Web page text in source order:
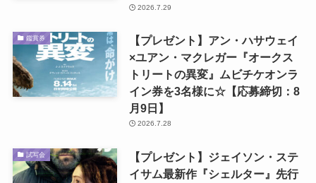
2026.7.29
鑑賞券
【プレゼント】アン・ハサウェイ
×ユアン・マクレガー『オークス
トリートの異変』ムビチケオンラ
イン券を3名様に☆【応募締切：8
月9日】
2026.7.28
試写会
【プレゼント】ジェイソン・ステ
イサム最新作『シェルター』先行